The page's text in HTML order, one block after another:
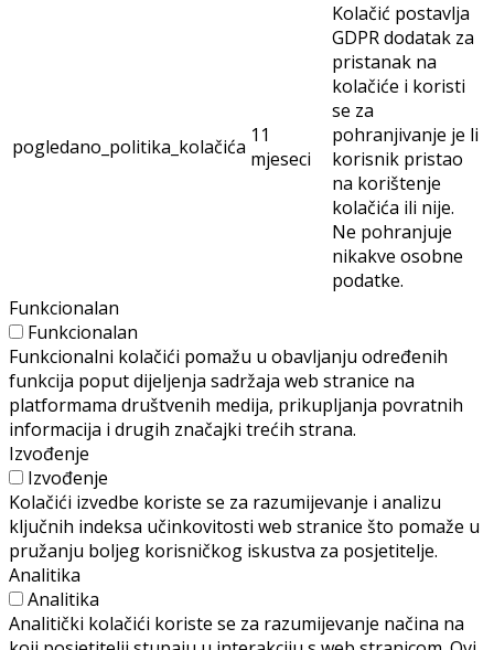
pogledano_politika_kolačića 11
mjeseci
Kolačić postavlja
GDPR dodatak za
pristanak na
kolačiće i koristi
se za
pohranjivanje je li
korisnik pristao
na korištenje
kolačića ili nije.
Ne pohranjuje
nikakve osobne
podatke.
Funkcionalan
Funkcionalan
Funkcionalni kolačići pomažu u obavljanju određenih
funkcija poput dijeljenja sadržaja web stranice na
platformama društvenih medija, prikupljanja povratnih
informacija i drugih značajki trećih strana.
Izvođenje
Izvođenje
Kolačići izvedbe koriste se za razumijevanje i analizu
ključnih indeksa učinkovitosti web stranice što pomaže u
pružanju boljeg korisničkog iskustva za posjetitelje.
Analitika
Analitika
Analitički kolačići koriste se za razumijevanje načina na